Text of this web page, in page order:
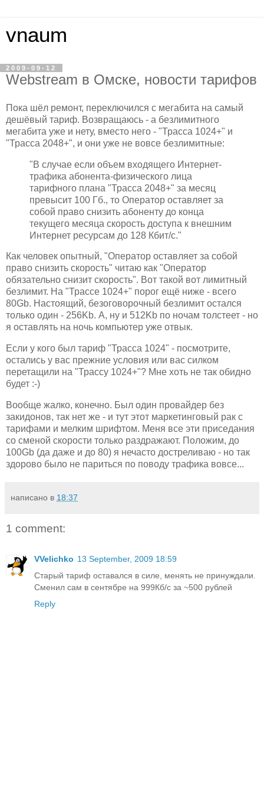
vnaum
2009-09-12
Webstream в Омске, новости тарифов
Пока шёл ремонт, переключился с мегабита на самый
дешёвый тариф. Возвращаюсь - а безлимитного
мегабита уже и нету, вместо него - "Трасса 1024+" и
"Трасса 2048+", и они уже не вовсе безлимитные:
"В случае если объем входящего Интернет-
трафика абонента-физического лица
тарифного плана "Трасса 2048+" за месяц
превысит 100 Гб., то Оператор оставляет за
собой право снизить абоненту до конца
текущего месяца скорость доступа к внешним
Интернет ресурсам до 128 Кбит/с."
Как человек опытный, "Оператор оставляет за собой
право снизить скорость" читаю как "Оператор
обязательно снизит скорость". Вот такой вот лимитный
безлимит. На "Трассе 1024+" порог ещё ниже - всего
80Gb. Настоящий, безоговорочный безлимит остался
только один - 256Kb. А, ну и 512Kb по ночам толстеет - но
я оставлять на ночь компьютер уже отвык.
Если у кого был тариф "Трасса 1024" - посмотрите,
остались у вас прежние условия или вас силком
перетащили на "Трассу 1024+"? Мне хоть не так обидно
будет :-)
Вообще жалко, конечно. Был один провайдер без
закидонов, так нет же - и тут этот маркетинговый рак с
тарифами и мелким шрифтом. Меня все эти приседания
со сменой скорости только раздражают. Положим, до
100Gb (да даже и до 80) я нечасто достреливаю - но так
здорово было не париться по поводу трафика вовсе...
написано в 18:37
1 comment:
VVelichko 13 September, 2009 18:59
Старый тариф оставался в силе, менять не принуждали.
Сменил сам в сентябре на 999Кб/с за ~500 рублей
Reply